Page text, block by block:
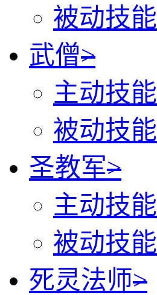
被动技能
武僧>
主动技能
被动技能
圣教军>
主动技能
被动技能
死灵法师>